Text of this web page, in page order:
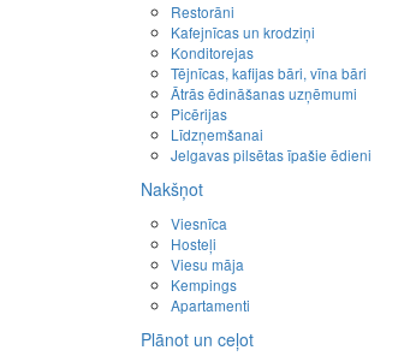
Restorāni
Kafejnīcas un krodziņi
Konditorejas
Tējnīcas, kafijas bāri, vīna bāri
Ātrās ēdināšanas uzņēmumi
Picērijas
Līdzņemšanai
Jelgavas pilsētas īpašie ēdieni
Nakšņot
Viesnīca
Hosteļi
Viesu māja
Kempings
Apartamenti
Plānot un ceļot